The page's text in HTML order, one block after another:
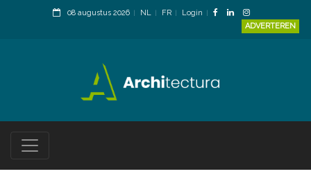
08 augustus 2026 NL FR
Login
ADVERTEREN